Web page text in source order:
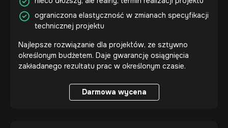
ograniczona elastyczność w zmianach specyfikacji
technicznej projektu
Najlepsze rozwiązanie dla projektów, ze sztywno
określonym budżetem. Daje gwarancję osiągnięcia
zakładanego rezultatu prac w określonym czasie.
Darmowa wycena